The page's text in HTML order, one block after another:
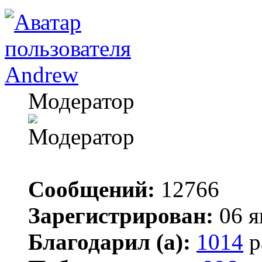
Andrew
Модератор
Сообщений: 12766
Зарегистрирован: 06
Благодарил (а): 1014